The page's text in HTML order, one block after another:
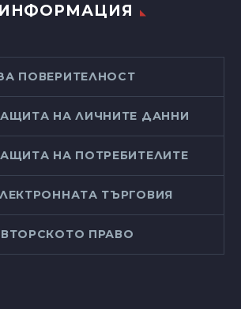
ПОВЕРИТЕЛНОСТ
НА ЛИЧНИТЕ ДАННИ
НА ПОТРЕБИТЕЛИТЕ
ТЪРГОВИЯ
ПРАВО